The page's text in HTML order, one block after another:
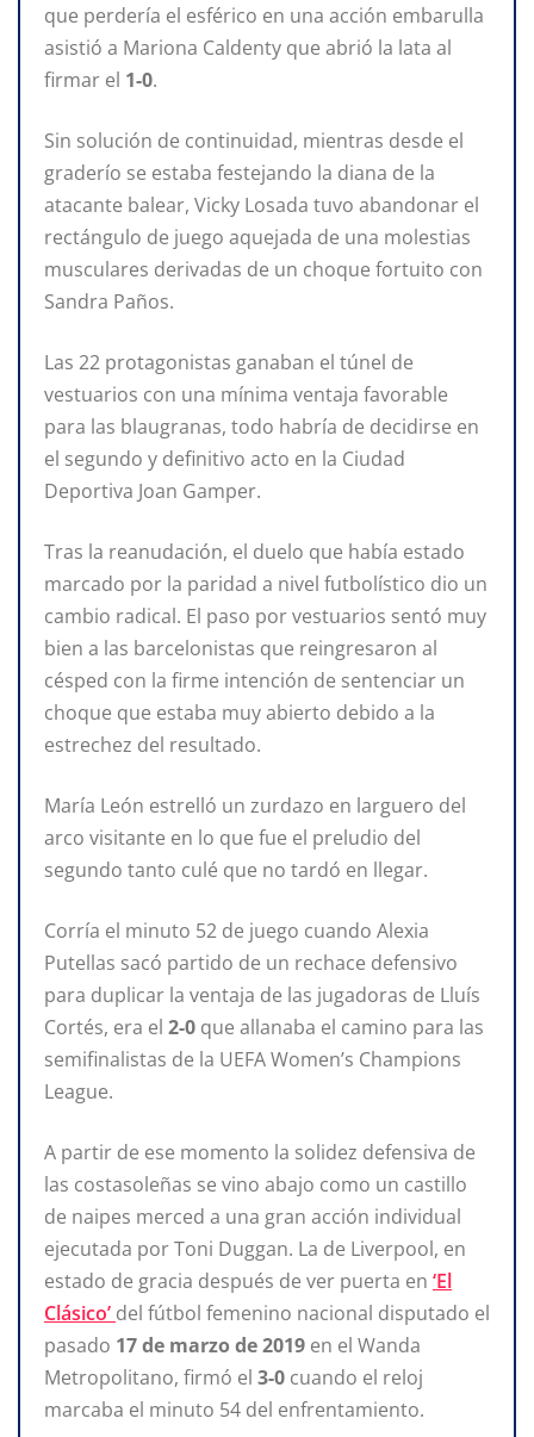
que perdería el esférico en una acción embarulla
asistió a Mariona Caldenty que abrió la lata al
firmar el 1-0.
Sin solución de continuidad, mientras desde el
graderío se estaba festejando la diana de la
atacante balear, Vicky Losada tuvo abandonar el
rectángulo de juego aquejada de una molestias
musculares derivadas de un choque fortuito con
Sandra Paños.
Las 22 protagonistas ganaban el túnel de
vestuarios con una mínima ventaja favorable
para las blaugranas, todo habría de decidirse en
el segundo y definitivo acto en la Ciudad
Deportiva Joan Gamper.
Tras la reanudación, el duelo que había estado
marcado por la paridad a nivel futbolístico dio un
cambio radical. El paso por vestuarios sentó muy
bien a las barcelonistas que reingresaron al
césped con la firme intención de sentenciar un
choque que estaba muy abierto debido a la
estrechez del resultado.
María León estrelló un zurdazo en larguero del
arco visitante en lo que fue el preludio del
segundo tanto culé que no tardó en llegar.
Corría el minuto 52 de juego cuando Alexia
Putellas sacó partido de un rechace defensivo
para duplicar la ventaja de las jugadoras de Lluís
Cortés, era el 2-0 que allanaba el camino para las
semifinalistas de la UEFA Women’s Champions
League.
A partir de ese momento la solidez defensiva de
las costasoleñas se vino abajo como un castillo
de naipes merced a una gran acción individual
ejecutada por Toni Duggan. La de Liverpool, en
estado de gracia después de ver puerta en ‘El
Clásico’ del fútbol femenino nacional disputado el
pasado 17 de marzo de 2019 en el Wanda
Metropolitano, firmó el 3-0 cuando el reloj
marcaba el minuto 54 del enfrentamiento.